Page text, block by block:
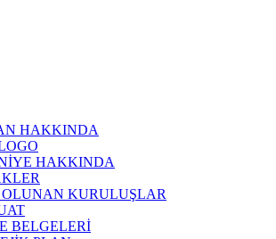
HAKKINDA
HAKKINDA
KURULUŞLAR
BELGELERİ